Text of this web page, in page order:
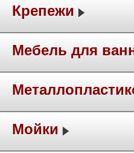
Крепежи
Мебель для
Мойки